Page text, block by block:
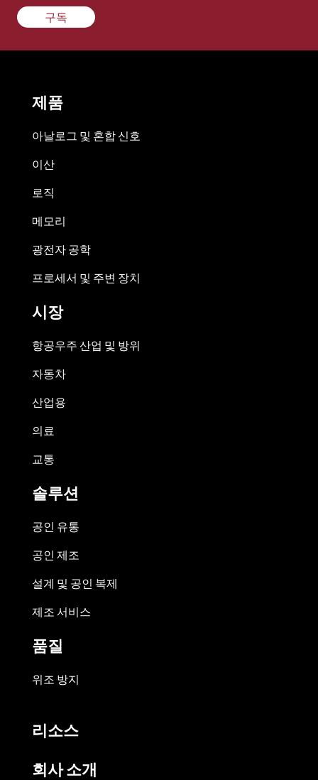
구독
제품
아날로그 및 혼합 신호
이산
로직
메모리
광전자 공학
프로세서 및 주변 장치
시장
항공우주 산업 및 방위
자동차
산업용
의료
교통
솔루션
공인 유통
공인 제조
설계 및 공인 복제
제조 서비스
품질
위조 방지
리소스
회사 소개